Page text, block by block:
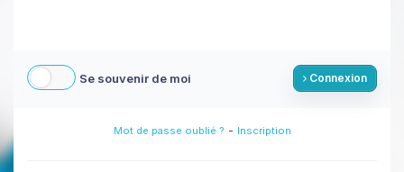
Se souvenir de moi Connexion
Mot de passe oublié ? - Inscription